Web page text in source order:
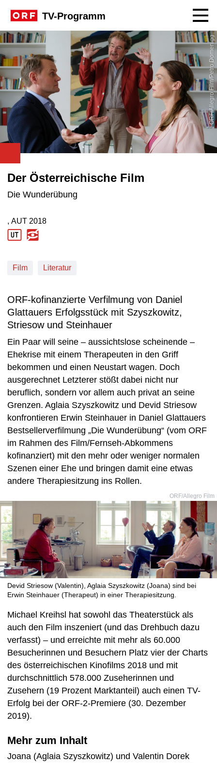
TV-Programm
ORF/Allegro Film/Petro Domenigg
Der Österreichische Film
Die Wunderübung
Produktionsland: AUT
, AUT
Produktionsjahr: 2018
2018
Film Literatur
ORF-kofinanzierte Verfilmung von Daniel
Glattauers Erfolgsstück mit Szyszkowitz,
Striesow und Steinhauer
Ein Paar will seine – aussichtslose scheinende –
Ehekrise mit einem Therapeuten in den Griff
bekommen und einen Neustart wagen. Doch
ausgerechnet Letzterer stößt dabei nicht nur
beruflich, sondern vor allem auch privat an seine
Grenzen. Aglaia Szyszkowitz und Devid Striesow
konfrontieren Erwin Steinhauer in Daniel Glattauers
Bestsellerverfilmung „Die Wunderübung“ (vom ORF
im Rahmen des Film/Fernseh-Abkommens
kofinanziert) mit den mehr oder weniger normalen
Szenen einer Ehe und bringen damit eine etwas
andere Therapiesitzung ins Rollen.
ORF/Allegro Film
Devid Striesow (Valentin), Aglaia Szyszkowitz (Joana) sind bei
Erwin Steinhauer (Therapeut) in einer Therapiesitzung.
Michael Kreihsl hat sowohl das Theaterstück als
auch den Film inszeniert (und das Drehbuch dazu
verfasst) – und erreichte mit mehr als 60.000
Besucherinnen und Besuchern Platz vier der Charts
des österreichischen Kinofilms 2018 und mit
durchschnittlich 578.000 Zuseherinnen und
Zusehern (19 Prozent Marktanteil) auch einen TV-
Erfolg bei der ORF-2-Premiere (30. Dezember
2019).
Mehr zum Inhalt
Joana (Aglaia Szyszkowitz) und Valentin Dorek